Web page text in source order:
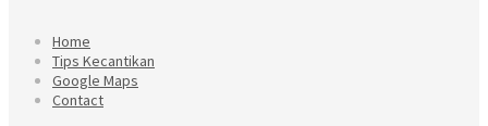
Home
Tips Kecantikan
Google Maps
Contact